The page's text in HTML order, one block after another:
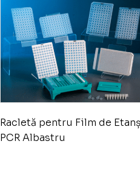
Racletă pentru Film de
PCR Albastru